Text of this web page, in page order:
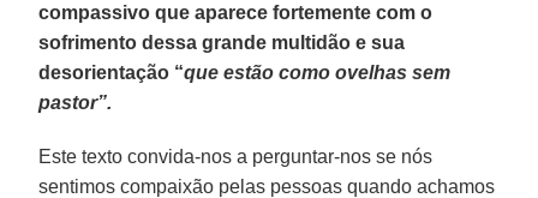
compassivo que aparece fortemente com o
sofrimento dessa grande multidão e sua
desorientação “que estão como ovelhas sem
pastor”.
Este texto convida-nos a perguntar-nos se nós
sentimos compaixão pelas pessoas quando achamos